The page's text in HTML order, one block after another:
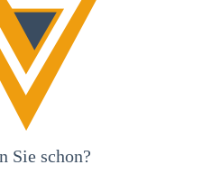
Sie schon?